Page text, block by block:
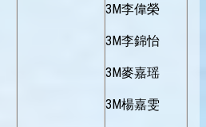
3M李偉榮
3M李錦怡
3M麥嘉瑶
3M楊嘉雯